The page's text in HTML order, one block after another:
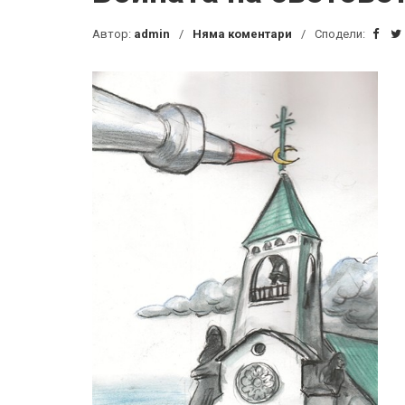
Автор: admin Няма коментари Сподели: